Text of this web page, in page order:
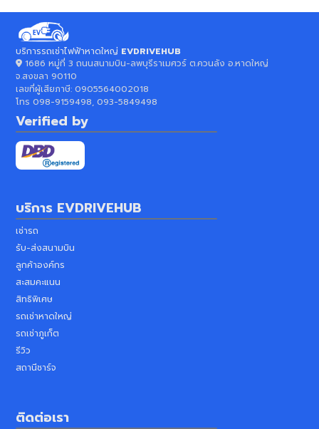
บริการรถเช่าไฟฟ้าหาดใหญ่ EVDRIVEHUB
1686 หมู่ที่ 3 ถนนสนามบิน-ลพบุรีราเมศวร์ ต.ควนลัง อ.หาดใหญ่
จ.สงขลา 90110
เลขที่ผู้เสียภาษี:0905564002018
โทร 098-9159498, 093-5849498
Verified by
บริการ EVDRIVEHUB
เช่ารถ
รับ-ส่งสนามบิน
ลูกค้าองค์กร
สะสมคะแนน
สิทธิพิเศษ
รถเช่าหาดใหญ่
รถเช่าภูเก็ต
รีวิว
สถานีชาร์จ
ติดต่อเรา